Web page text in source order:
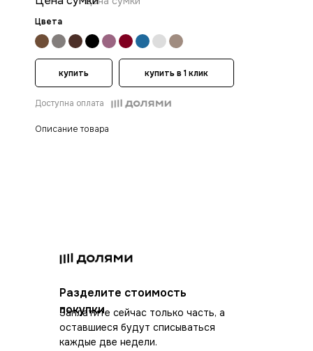
Описание товара
Цвета
купить купить в 1 клик
Доступна оплата
Заплатите сейчас только часть, а
оставшиеся будут списываться
каждые две недели.
Разделите стоимость
покупки